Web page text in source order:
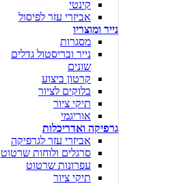
קינטי
אביזרי עזר לפיסול
נייר ומוצריו
מסגרות
נייר ובריסטול גדלים
שונים
קרטון ביצוע
בלוקים לציור
תיקי ציור
אוריגמי
גרפיקה ואדריכלות
אביזרי עזר לגרפיקה
סרגלים ולוחות שרטוט
עפרונות שרטוט
תיקי ציור